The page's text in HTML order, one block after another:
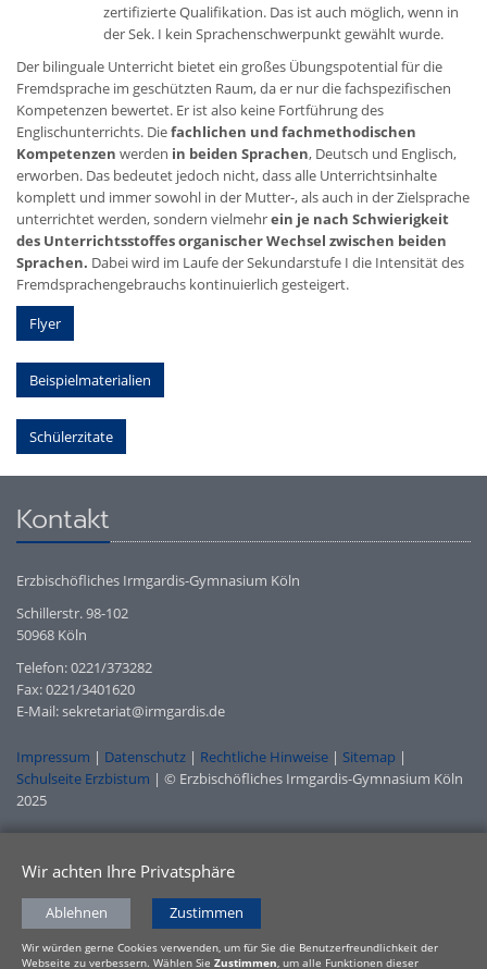
zertifizierte Qualifikation. Das ist auch möglich, wenn in
der Sek. I kein Sprachenschwerpunkt gewählt wurde.
Der bilinguale Unterricht bietet ein großes Übungspotential für die
Fremdsprache im geschützten Raum, da er nur die fachspezifischen
Kompetenzen bewertet. Er ist also keine Fortführung des
Englischunterrichts. Diefachlichen und fachmethodischen
Kompetenzen werden in beiden Sprachen, Deutsch und Englisch,
erworben. Das bedeutet jedoch nicht, dass alle Unterrichtsinhalte
komplett und immer sowohl in der Mutter-, als auch in der Zielsprache
unterrichtet werden, sondern vielmehrein je nach Schwierigkeit
des Unterrichtsstoffes organischer Wechsel zwischen beiden
Sprachen. Dabei wird im Laufe der Sekundarstufe I die Intensität des
Fremdsprachengebrauchs kontinuierlich gesteigert.
Flyer
Beispielmaterialien
Schülerzitate
Kontakt
Erzbischöfliches Irmgardis-Gymnasium Köln
Schillerstr. 98-102
50968 Köln
Telefon: 0221/373282
Fax: 0221/3401620
E-Mail: sekretariat@irmgardis.de
Impressum | Datenschutz | Rechtliche Hinweise | Sitemap |
Schulseite Erzbistum | © Erzbischöfliches Irmgardis-Gymnasium Köln
2025
Wir achten Ihre Privatsphäre
Ablehnen Zustimmen
Wir würden gerne Cookies verwenden, um für Sie die Benutzerfreundlichkeit der
Webseite zu verbessern. Wählen Sie Zustimmen, um alle Funktionen dieser